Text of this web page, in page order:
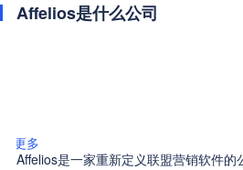
Affelios是什么公司
更多
Affelios是一家重新定义联盟营销软件